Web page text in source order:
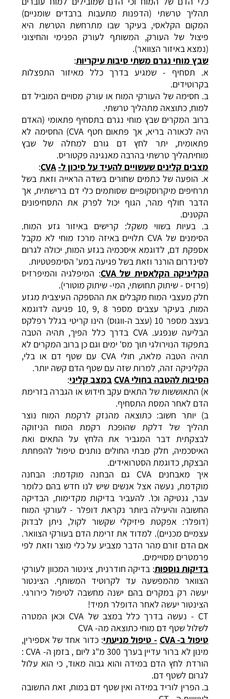
תהליך טרשתי (הדפנות מתעבות ברבדים שומניים)
המקום הקלאסי, בעיקר שבו מתרחשת הטרשת היא
פיצול של העורק, המשותף לעורק הפנימי והחיצוני
(נמצא באיזור הצוואר).
שבץ מוחי נגרם משתי סיבות עיקריות:
א. תסחיף - שמגיע בדרך כלל מאיזור התפצלות
בקרוטידים.
ב. חסימה של העורקי המוח או עורק מסויים המוביל דם
למוח, כתוצאה מתהליך טרשתי.
ברוב המקרים שבץ מוחי נגרם בתסחיף פתאומי (האדם
היה לכאורה בריא, אך פתאום חטף CVA) החסימה לא
פתאומית, יתר לחץ דם גורם למחלה של שבץ
מוחיתהליך טרשתי בהרבה מאנגינה פקטוריס.
מצבים קלינים שעשויים להעיד על סיכון ל-CVA
:
א. הופעה של כתמים שחורים בשדה הראייה וזאת בשל
תרחיפים מיקרוסקופיים שסותמים כלי דם ברישתית, אך
הדבר חולף מהר, הגוף יכול לפרק את התסחיפונים
הקטנים.
ב. בעיות בשווי משקל: קרישים באיזור גזע המוח.
הסימנים של CVA תלויים באיזה מרכז מוחי לא מקבל
אספקת דם, לדוגמא איסכמיה בגזע המוח, יכולה לגרום
לסינדרום הורנר וזאת בשל פגיעה במע' הסימפטטיות.
הקליניקה הקלאסית שלCVA: המיפלגיה והמיפרזיס
(פרזיס - שיתוק תחושתי, המי- שיתוק מוטורי).
חלק מעצבי המוח מקבלים את ההספקה העיצבית מגזע
המוח, בעיקר עצבים מספר 8 ,9 ,10 פגיעה לדוגמא
בעצב מספר 10 (עצב ה-ווגוס) הינו קריטי בגלל רפלקס
הבליעה שנפגע. CVA בדרך כלל הפיך, תהיה הטבה
בתפקוד הנוירולגי תוך מס' ימים וגם כן ברוב המקרים לא
תהיה הטבה מלאה, חולי CVA עם שטף דם או בלי,
הקליניקה זהה, למרות שזה עם שטף הדם קשה יותר.
הסיבות להטבה בחולי CVAבמצב קליני:
א) התאוששות של התאים עקב חידוש או הגברה בזרימת
הדם לאחר המסת התסחיף.
ב) יותר חשוב: כתוצאה מהנזק לרקמת המוח נוצר
תהליך של דלקת שהופכת רקמת המוח הניזוקה
לבצקתית דבר המגביר את הלחץ על התאים ואת
האיסכמיה, חלק מבתי החולים נותנים טיפול להפחתת
הבצקת, כדוגמת הסטרואידים.
איך מאבחנים CVA גם הבחנה מוקדמת: הבחנה
מוקדמת, נעשה אצל אנשים שיש לנו חדש בהם כלומר
עבר, גנטיקה וכו'. להעביר בדיקות מקדימות, הבדיקה
החשובה והיעילה ביותר נקראת דופלר - לעורקי המוח
(דופלר: אפקטת פיזיקלי שקשור לקול, ניתן לבדוק
עצמיים מכניים). למדוד את זרימת הדם בעורקי הצוואר.
אם הדם זורם מהר הדבר מצביע על כלי מוצר וזאת לפי
פרמטרים מסויימים.
בדיקות נוספות: בדיקה חודרנית, צינטור המכוון לעורקי
הצוואר מהמפשעה עד לקרוטיד המשותף. הצינטור
יעשה רק במקרים בהם ישנה מחשבה לטיפול כירורגי.
הצינטור יעשה לאחר הדופלר תמיד!
CT - נעשה בדרך כלל במצב של CVA וכאן המטרה
לשלול שטף דם מוחי כתוצאה מה- CVA
טיפול ב-CVA - טיפול מניעתי: כדור אחד של אספירין,
מינון לא ברור עדיין בערך 300 מ"ג ליום , בזמן ה- CVA :
הורדת לחץ הדם במידה והוא גבוה מאוד, כי הוא עלול
לגרום לשטף דם.
ב. הפרין לוריד במידה ואין שטף דם במוח, זאת התשובה